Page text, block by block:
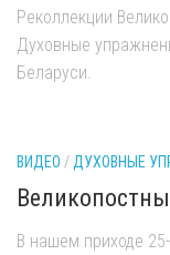
Реколлекции
Духовные
Беларуси.
ВИДЕО / ДУХОВНЫЕ
В нашем приходе